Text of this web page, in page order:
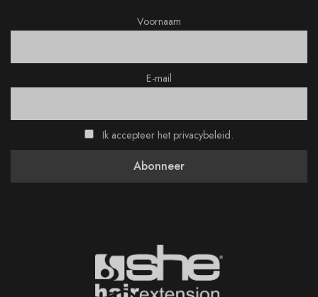
Voornaam
E-mail
Ik accepteer het privacybeleid.